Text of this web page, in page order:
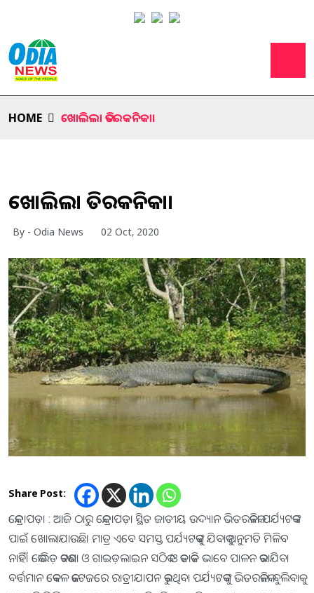
HOME ଖୋଲିଲା ଭିତରକନିକା।
ଖୋଲିଲା ଭିତରକନିକା।
By - Odia News 02 Oct, 2020
Share Post:
କେନ୍ଦ୍ରାପଡ଼ା : ଆଜି ଠାରୁ କେନ୍ଦ୍ରାପଡ଼ା ସ୍ଥିତ ଜାତୀୟ ଉଦ୍ୟାନ ଭିତରକନିକା ପର୍ଯ୍ୟଟକଙ୍କ
ପାଇଁ ଖୋଲାଯାଉଛି। ମାତ୍ର ଏବେ ସମସ୍ତ ପର୍ଯ୍ୟଟକଙ୍କୁ ଯିବାକୁ ଅନୁମତି ମିଳିବ
ନାହିଁ। କୋଭିଡ଼ କଟକଣା ଓ ଗାଇଡ଼ଲାଇନ ସଠିକ ଓ କଡାକଡି ଭାବେ ପାଳନ କରାଯିବ।
ବର୍ତ୍ତମାନ କେବଳ କଟେଜରେ ରାତ୍ରୀଯାପନ କରୁଥିବା ପର୍ଯ୍ୟଟକଙ୍କୁ ଭିତରକନିକା ବୁଲିବାକୁ